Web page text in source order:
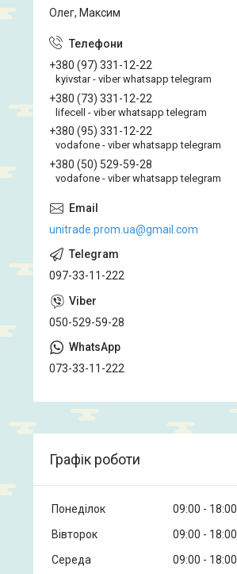
Олег, Максим
+380 (97) 331-12-22
kyivstar - viber whatsapp telegram
+380 (73) 331-12-22
lifecell - viber whatsapp telegram
+380 (95) 331-12-22
vodafone - viber whatsapp telegram
+380 (50) 529-59-28
vodafone - viber whatsapp telegram
unitrade.prom.ua@gmail.com
097-33-11-222
050-529-59-28
073-33-11-222
Графік роботи
Понеділок 09:00
18:00
Вівторок
09:00
18:00
Середа
09:00
18:00